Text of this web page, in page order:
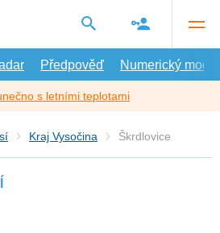
Předpověď Numerický model
s letními teplotami
Kraj Vysočina Škrdlovice